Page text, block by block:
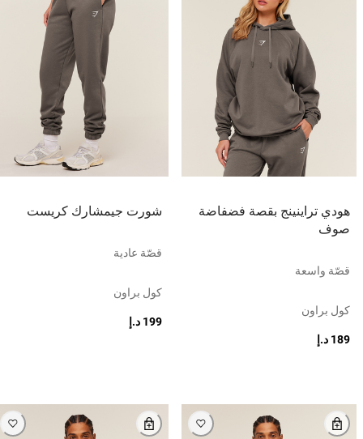
هودي تراينينج بقصة فضفاضة
صوف
قصّة واسعة
كول براون
189 د.إ
شورت جيمشارك كريست
قصّة عادية
كول براون
199 د.إ